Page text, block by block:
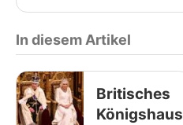
In diesem Artikel
Britisches
Königshaus